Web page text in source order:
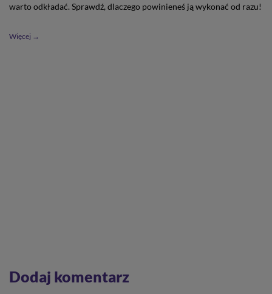
warto odkładać. Sprawdź, dlaczego powinieneś ją wykonać od razu!
Więcej →
Dodaj komentarz